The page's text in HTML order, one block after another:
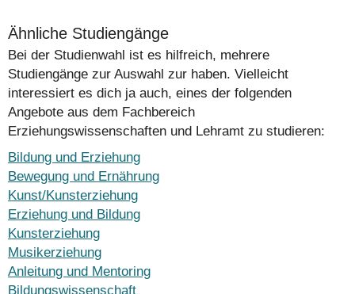
Ähnliche Studiengänge
Bei der Studienwahl ist es hilfreich, mehrere
Studiengänge zur Auswahl zur haben. Vielleicht
interessiert es dich ja auch, eines der folgenden
Angebote aus dem Fachbereich
Erziehungswissenschaften und Lehramt zu studieren:
Bildung und Erziehung
Bewegung und Ernährung
Kunst/Kunsterziehung
Erziehung und Bildung
Kunsterziehung
Musikerziehung
Anleitung und Mentoring
Bildungswissenschaft